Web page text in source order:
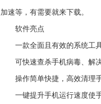
加速等，有需要就来下载。
软件亮点
一款全面且有效的系统工具
可快速查杀手机病毒、解决
操作简单快捷，高效清理手
一键提升手机运行速度使手